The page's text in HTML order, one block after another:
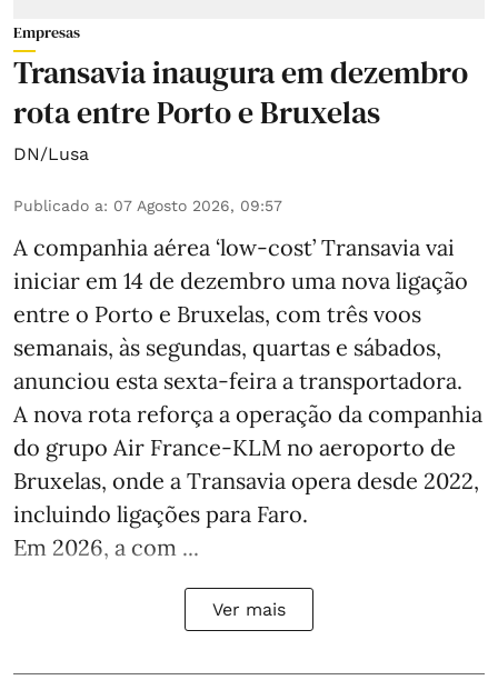
Empresas
Transavia inaugura em dezembro
rota entre Porto e Bruxelas
DN/Lusa
Publicado a: 07 Agosto 2026, 09:57
A companhia aérea ‘low-cost’ Transavia vai
iniciar em 14 de dezembro uma nova ligação
entre o Porto e Bruxelas, com três voos
semanais, às segundas, quartas e sábados,
anunciou esta sexta-feira a transportadora.
A nova rota reforça a operação da companhia
do grupo Air France-KLM no aeroporto de
Bruxelas, onde a Transavia opera desde 2022,
incluindo ligações para Faro.
Em 2026, a com ...
Ver mais